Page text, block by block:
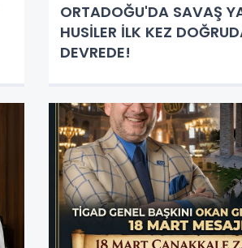
ORTADOĞU'DA SAVAŞ
HUSİLER İLK KEZ
DEVREDE!